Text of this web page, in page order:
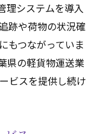
理システムを導入
跡や荷物の状況確
もつながっていま
県の軽貨物運送業
ビスを提供し続け